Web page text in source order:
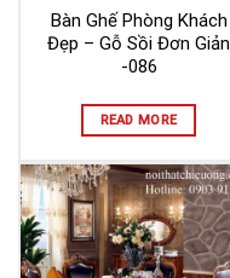
Bàn Ghế Phòng Khách
Đẹp – Gỗ Sồi Đơn Giản
-086
READ MORE